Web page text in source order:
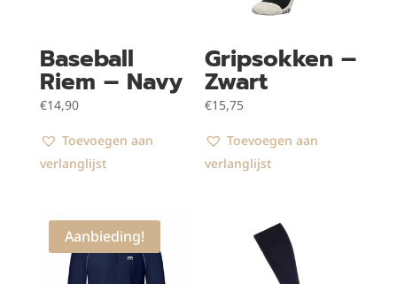
Baseball
Riem – Navy
€14,90
Toevoegen aan
verlanglijst
Gripsokken –
Zwart
€15,75
Toevoegen aan
verlanglijst
Aanbieding!